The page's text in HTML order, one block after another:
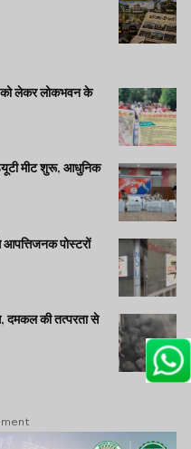
को लेकर लोकभवन के
मीट शुरू, आधुनिक
पोस्टरों
दमकल की तत्परता से